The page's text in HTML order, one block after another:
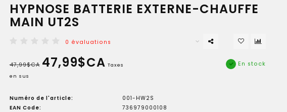
HYPNOSE BATTERIE EXTERNE-CHAUFFE
MAIN UT2S
0 évaluations
47,99$CA 47,99$CA Taxes
en sus
En stock
Numéro de l'article:
001-HW2S
EAN Code:
736979000108